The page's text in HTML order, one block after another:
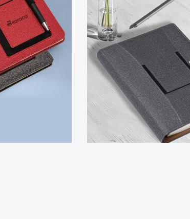
ÜRÜNLER TELEFON TUTUCU
PHONE HOLDER